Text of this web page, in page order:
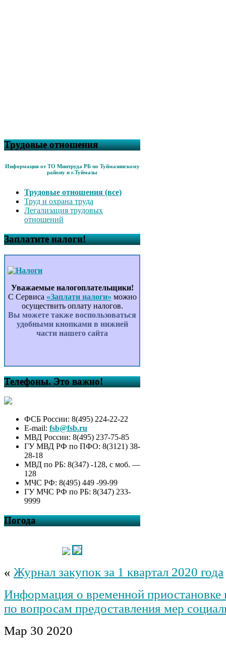
Трудовые отношения
Информация от ТО Минтруда РБ по Туймазинскому
району и г.Туймазы
Трудовые отношения (все)
Труд и охрана труда
Легализация трудовых
отношений
Заплатите налоги!
Уважаемые налогоплательщики!
С Сервиса «Заплати налоги» можно
осуществить оплату налогов.
Вы можете также воспользоваться
удобными кнопками в нижней
части нашего сайта
Телефоны. Это важно!
ФСБ России: 8(495) 224-22-22
E-mail: fsb@fsb.ru
МВД России: 8(495) 237-75-85
ГУ МВД РФ по ПФО: 8(3121) 38-
28-18
МВД по РБ: 8(347) -128, с моб. —
128
МЧС РФ: 8(495) 449 -99-99
ГУ МЧС РФ по РБ: 8(347) 233-
9999
Погода
« Журнал закупок за 1 квартал 2020 года
Информация о временной приостановке
по вопросам предоставления мер
Мар 30 2020